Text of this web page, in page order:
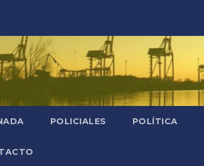
POLICIALES POLÍTICA